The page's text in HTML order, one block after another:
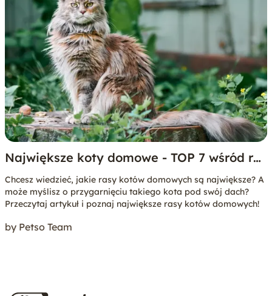
Największe koty domowe - TOP 7 wśród ras
dużych kotów
Chcesz wiedzieć, jakie rasy kotów domowych są największe? A
może myślisz o przygarnięciu takiego kota pod swój dach?
Przeczytaj artykuł i poznaj największe rasy kotów domowych!
by Petso Team